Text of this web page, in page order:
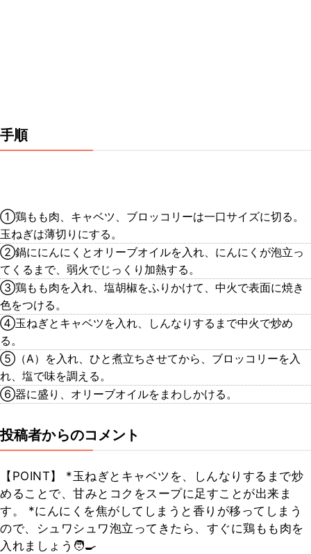
手順
①鶏もも肉、キャベツ、ブロッコリーは一口サイズに切る。
玉ねぎは薄切りにする。
②鍋ににんにくとオリーブオイルを入れ、にんにくが泡立っ
てくるまで、弱火でじっくり加熱する。
③鶏もも肉を入れ、塩胡椒をふりかけて、中火で表面に焼き
色をつける。
④玉ねぎとキャベツを入れ、しんなりするまで中火で炒め
る。
⑤（A）を入れ、ひと煮立ちさせてから、ブロッコリーを入
れ、塩で味を調える。
⑥器に盛り、オリーブオイルをまわしかける。
投稿者からのコメント
【POINT】 *玉ねぎとキャベツを、しんなりするまで炒
めることで、甘みとコクをスープに足すことが出来ま
す。 *にんにくを焦がしてしまうと香りが移ってしまう
ので、シュワシュワ泡立ってきたら、すぐに鶏もも肉を
入れましょう🧑‍🍳